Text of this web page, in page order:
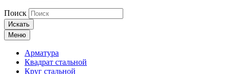
Поиск
Искать
Меню
Арматура
Квадрат стальной
Круг стальной